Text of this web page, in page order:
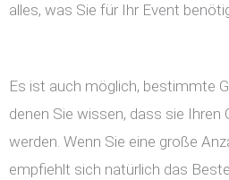
alles, was Sie für Ihr Event
Es ist auch möglich, bestimmte
denen Sie wissen, dass sie Ihren
werden. Wenn Sie eine große
empfiehlt sich natürlich das